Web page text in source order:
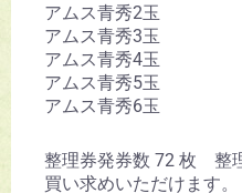
アムス青秀2玉
アムス青秀3玉
アムス青秀4玉 4
アムス青秀5玉 4
アムス青秀6玉 5
整理券発券数 72 枚 整
買い求めいただけます。